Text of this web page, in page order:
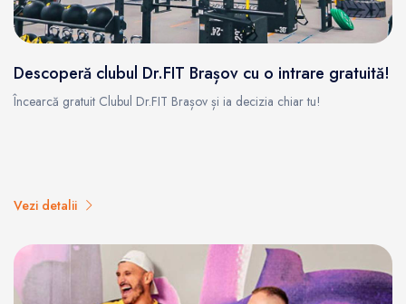
Descoperă clubul Dr.FIT Brașov cu o intrare gratuită!
Încearcă gratuit Clubul Dr.FIT Brașov și ia decizia chiar tu!
Vezi detalii